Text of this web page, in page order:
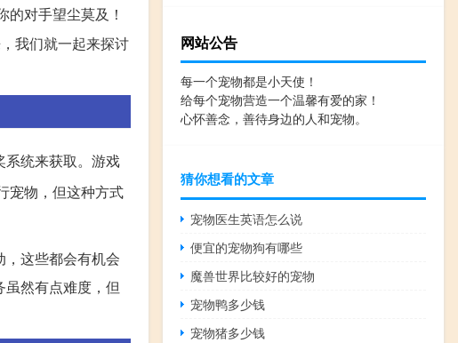
对手望尘莫及！
我们就一起来探讨
系统来获取。游戏
宠物，但这种方式
这些都会有机会
然有点难度，但
网站公告
每一个宠物都是小天使！
给每个宠物营造一个温馨有爱的家！
心怀善念，善待身边的人和宠物。
猜你想看的文章
宠物医生英语怎么说
便宜的宠物狗有哪些
魔兽世界比较好的宠物
宠物鸭多少钱
宠物猪多少钱